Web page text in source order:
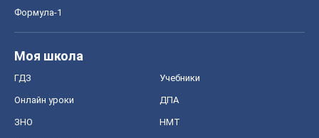
Формула-1
Моя школа
ГДЗ Учебники
Онлайн уроки ДПА
ЗНО НМТ